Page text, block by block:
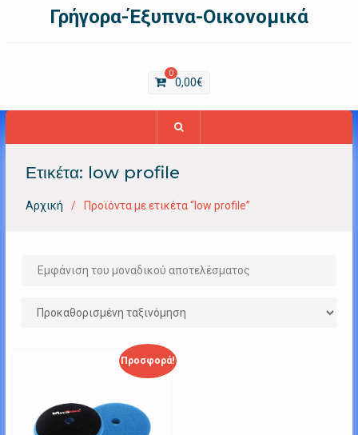
Γρήγορα-Έξυπνα-Οικονομικά
0
0,00€
Ετικέτα: low profile
Αρχική Προϊόντα με ετικέτα “low profile”
Εμφάνιση του μοναδικού αποτελέσματος
Προσφορά!